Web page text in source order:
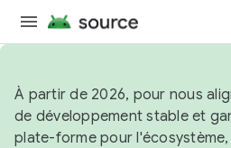
À partir de 2026, pour nous
de développement stable et
plate-forme pour